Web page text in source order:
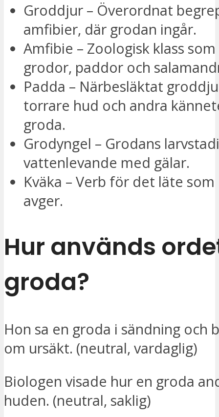
Groddjur – Överordnat
amfibier, där grodan ingår.
Amfibie – Zoologisk klass
grodor, paddor och
Padda – Närbesläktat
torrare hud och andra
groda.
Grodyngel – Grodans
vattenlevande med gälar.
Kväka – Verb för det läte
avger.
Hur används
groda?
Hon sa en groda i sändning och
om ursäkt. (neutral, vardaglig)
Biologen visade hur en groda
huden. (neutral, saklig)